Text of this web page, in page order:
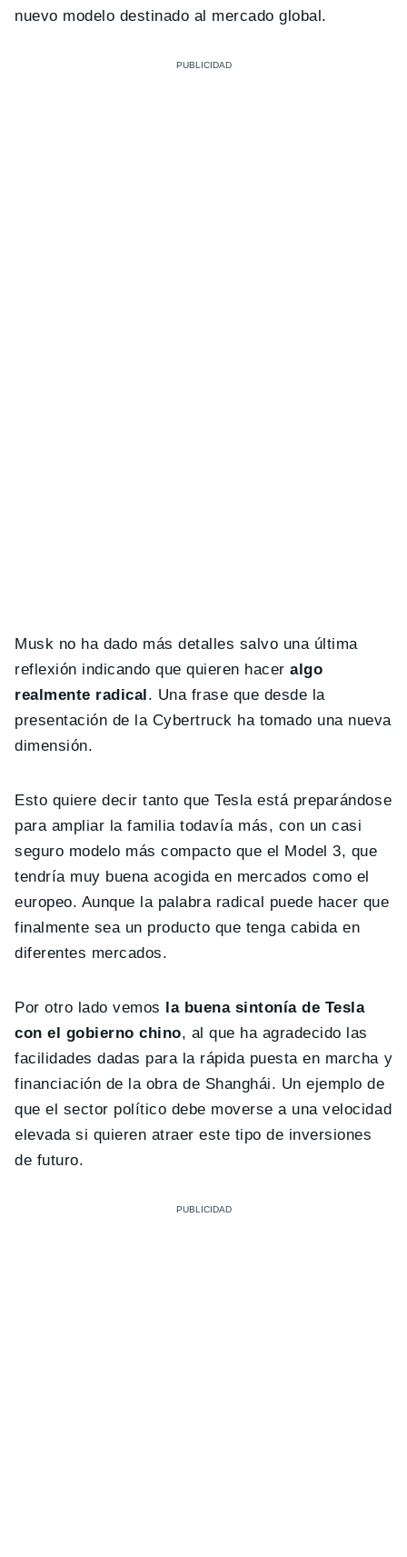
nuevo modelo destinado al mercado global.
Musk no ha dado más detalles salvo una última
reflexión indicando que quieren haceralgo
realmente radical. Una frase que desde la
presentación de la Cybertruck ha tomado una nueva
dimensión.
Esto quiere decir tanto que Tesla está preparándose
para ampliar la familia todavía más, con un casi
seguro modelo más compacto que el Model 3, que
tendría muy buena acogida en mercados como el
europeo. Aunque la palabra radical puede hacer que
finalmente sea un producto que tenga cabida en
diferentes mercados.
Por otro lado vemos la buena sintonía de Tesla
con el gobierno chino, al que ha agradecido las
facilidades dadas para la rápida puesta en marcha y
financiación de la obra de Shanghái. Un ejemplo de
que el sector político debe moverse a una velocidad
elevada si quieren atraer este tipo de inversiones
de futuro.